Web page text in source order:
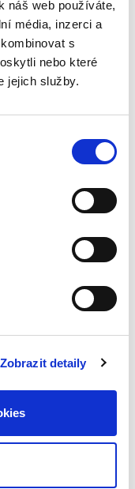
náš web používáte,
média, inzerci a
s
nebo které
jejich služby.
Zobrazit detaily
2014 stala
zakázky v
in a
zakázek v
účinnosti